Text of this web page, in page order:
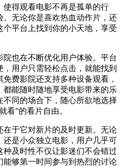
得观看电影不再是孤单的行
无论你是喜欢热血动作片，还
平台上找到你的小天地，享受
也在不断优化用户体验。平台
用户只需轻松点击，就能找到
费影院还支持多种设备观看，
能随时随地享受电影带来的乐
同的场合下，随心所欲地选择
看”的看片自由。
于它对新片的及时更新。无论
是小众独立电影，用户几乎可
及时性不仅让影迷们不会错过
够第一时间参与到热烈的讨论